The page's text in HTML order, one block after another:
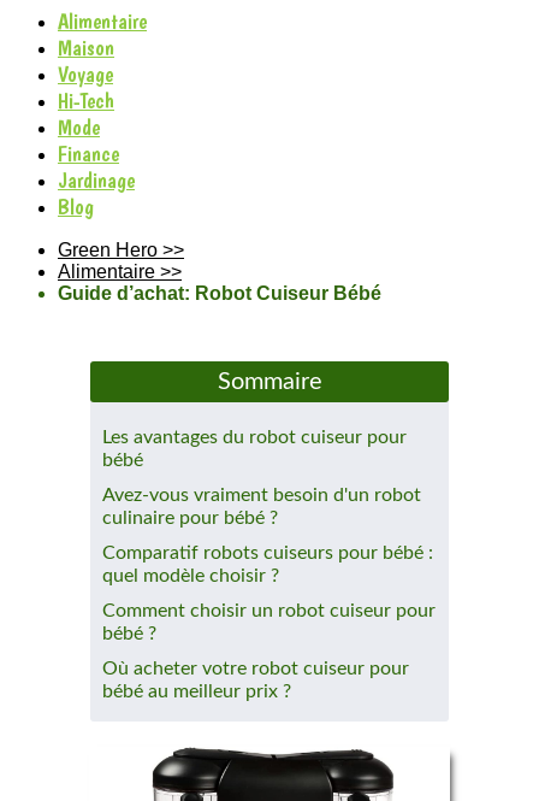
Alimentaire
Maison
Voyage
Hi-Tech
Mode
Finance
Jardinage
Blog
Green Hero >>
Alimentaire >>
Guide d’achat: Robot Cuiseur Bébé
Sommaire
Les avantages du robot cuiseur pour
bébé
Avez-vous vraiment besoin d'un robot
culinaire pour bébé ?
Comparatif robots cuiseurs pour bébé :
quel modèle choisir ?
Comment choisir un robot cuiseur pour
bébé ?
Où acheter votre robot cuiseur pour
bébé au meilleur prix ?